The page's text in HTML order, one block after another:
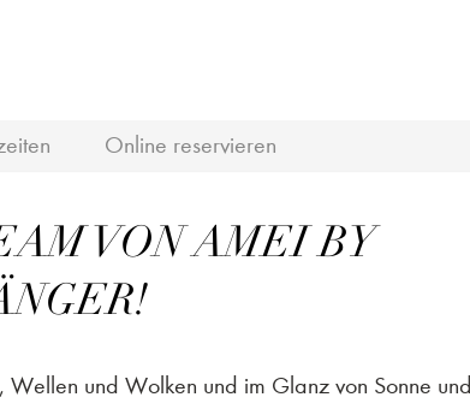
Online reservieren
VON AMEI BY
und Wolken und im Glanz von Sonne und